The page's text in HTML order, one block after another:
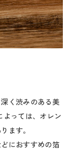
く渋みのある美
よっては、オレン
ます。
におすすめの箔